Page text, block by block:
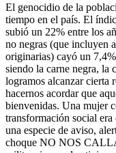
El genocidio de la
tiempo en el país. El
subió un 22% entre los
no negras (que incluyen
originarias) cayó un
siendo la carne negra, la
logramos alcanzar cierta
hacernos acordar que
bienvenidas. Una mujer
transformación social
una especie de aviso,
choque NO NOS